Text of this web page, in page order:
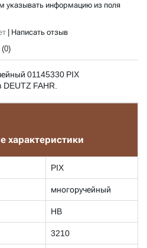
указывать информацию из поля
Написать отзыв
(0)
01145330 PIX
FAHR.
характеристики
PIX
многоручейный
HB
3210